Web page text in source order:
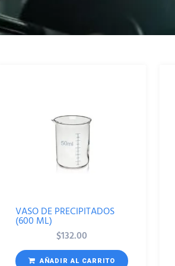
VASO DE PRECIPITADOS
(600 ML)
$132.00
AÑADIR AL CARRITO